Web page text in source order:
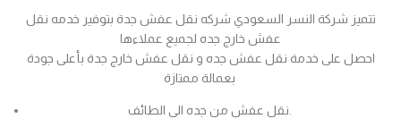
تتميز شركة النسر السعودي شركه نقل عفش جدة بتوفير خدمه نقل
عفش خارج جده لجميع عملاءها
احصل على خدمة نقل عفش جده و نقل عفش خارج جدة بأعلى جودة
نقل عفش من جده الى الطائف.